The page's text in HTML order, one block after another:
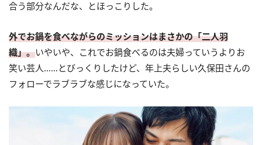
合う部分なんだな、とほっこりした。
外でお鍋を食べながらのミッションはまさかの「二人羽
織」。いやいや、これでお鍋食べるのは夫婦っていうよりお
笑い芸人……とびっくりしたけど、年上夫らしい久保田さんの
フォローでラブラブな感じになっていた。